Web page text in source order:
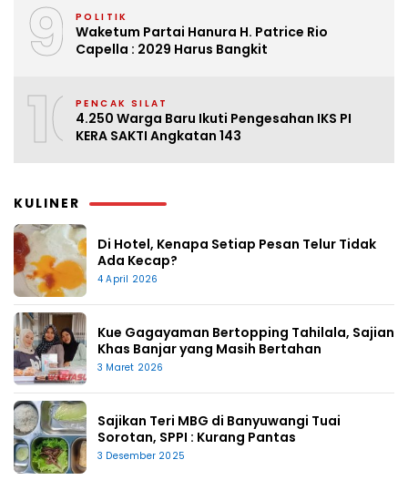
9 POLITIK
Waketum Partai Hanura H. Patrice Rio
Capella : 2029 Harus Bangkit
10PENCAK SILAT
4.250 Warga Baru Ikuti Pengesahan IKS PI
KERA SAKTI Angkatan 143
KULINER
Di Hotel, Kenapa Setiap Pesan Telur Tidak
Ada Kecap?
4 April 2026
Kue Gagayaman Bertopping Tahilala, Sajian
Khas Banjar yang Masih Bertahan
3 Maret 2026
Sajikan Teri MBG di Banyuwangi Tuai
Sorotan, SPPI : Kurang Pantas
3 Desember 2025